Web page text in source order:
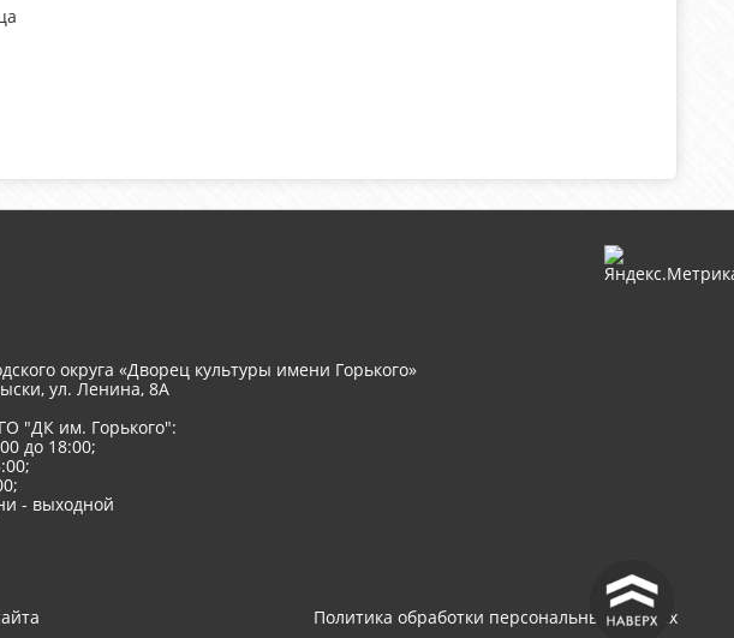
^
округа «Дворец культуры имени Горького»
ул. Ленина, 8A
"ДК им. Горького":
до 18:00;
- выходной
Политика обработки персональных данных